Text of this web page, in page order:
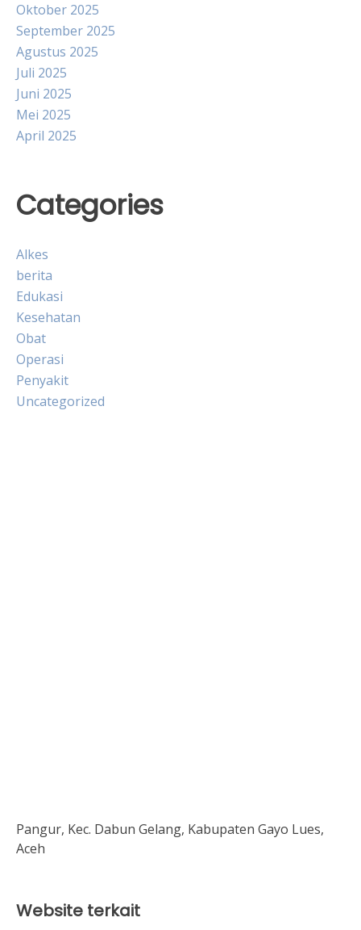
Oktober 2025
September 2025
Agustus 2025
Juli 2025
Juni 2025
Mei 2025
April 2025
Categories
Alkes
berita
Edukasi
Kesehatan
Obat
Operasi
Penyakit
Uncategorized
Pangur, Kec. Dabun Gelang, Kabupaten Gayo Lues,
Aceh
Website terkait